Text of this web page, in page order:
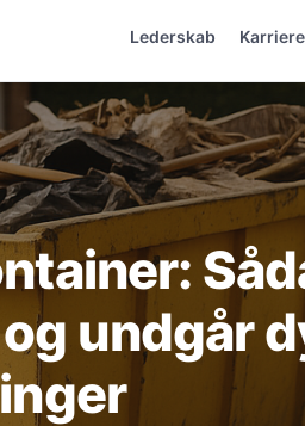
Lederskab
undgår